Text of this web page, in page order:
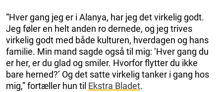
“Hver gang jeg er i Alanya, har jeg det virkelig godt.
Jeg føler en helt anden ro dernede, og jeg trives
virkelig godt med både kulturen, hverdagen og hans
familie. Min mand sagde også til mig: ‘Hver gang du
er her, er du glad og smiler. Hvorfor flytter du ikke
bare herned?’ Og det satte virkelig tanker i gang hos
mig,” fortæller hun til Ekstra Bladet.